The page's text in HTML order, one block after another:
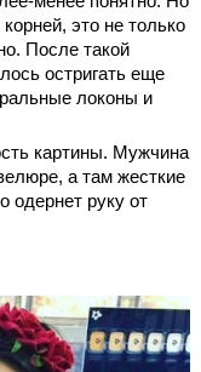
это не только
После такой
остригать еще
локоны и
картины. Мужчина
а там жесткие
одернет руку от